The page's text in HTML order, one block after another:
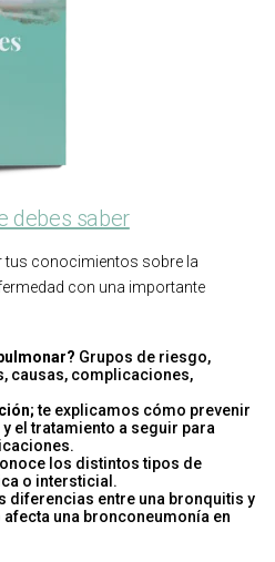
debes saber
tus conocimientos sobre la
con una importante
Grupos de riesgo,
causas, complicaciones,
te explicamos cómo prevenir
el tratamiento a seguir para
los distintos tipos de
o intersticial.
diferencias entre una bronquitis y
una bronconeumonía en